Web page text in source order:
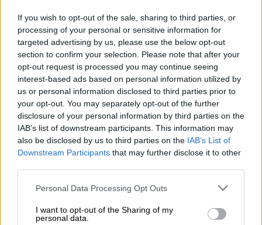
If you wish to opt-out of the sale, sharing to third parties, or
processing of your personal or sensitive information for
targeted advertising by us, please use the below opt-out
section to confirm your selection. Please note that after your
opt-out request is processed you may continue seeing
interest-based ads based on personal information utilized by
us or personal information disclosed to third parties prior to
your opt-out. You may separately opt-out of the further
disclosure of your personal information by third parties on the
IAB’s list of downstream participants. This information may
also be disclosed by us to third parties on the IAB’s List of
Downstream Participants that may further disclose it to other
Please note that this website/app uses one or more Google
not limited to your visit or usage behaviour. You may click to
grant or deny consent to Google and its third-party tags to
Personal Data Processing Opt Outs
I want to opt-out of the Sharing of my
personal data.
Δώδεκα τόνοι σοκολάταςKitKat
εξαφανίστηκαν στηνΕυρώπη την περασμένη
εβδομάδα, αφού άγνωστοι έκλεψαν το
φορτηγό που μετέφερε τα προϊόντα,
ανακοίνωσε σήμερα ο ελβετικός κολοσσός
τροφίμωνNestle.
Η KitKat, που παράγεται από τη Nestle,
σημείωσε ότι τοφορτηγό που μετέφερε
413.793 μπάρες από τη νέα της σειρά
ξεκίνησε από την κεντρική Ιταλία για να
αλλά δεν έφτασε ποτέ στον
προγραμματισμένο τελικό προορισμό του